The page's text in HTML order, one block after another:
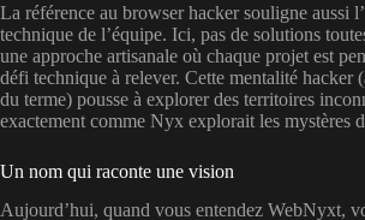
La référence au browser hacker souligne aussi
technique de l’équipe. Ici, pas de solutions
une approche artisanale où chaque projet est
défi technique à relever. Cette mentalité hacker
du terme) pousse à explorer des territoires
exactement comme Nyx explorait les mystères
Un nom qui raconte une vision
Aujourd’hui, quand vous entendez WebNyxt,